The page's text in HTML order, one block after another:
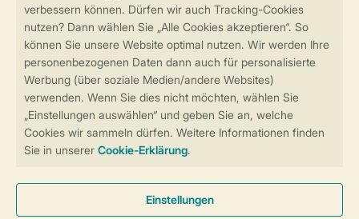
Sicherstellung Deiner Privatsphäre
Weitere Informationen und Einstellungen
Sichere Datenübertragung
Sicheres Bezahlen
Allgemeine Bedingungen Impressum